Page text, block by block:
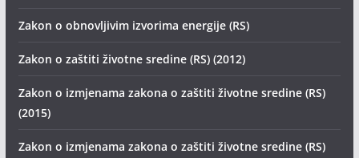
Zakon o obnovljivim izvorima energije (RS)
Zakon o zaštiti životne sredine (RS) (2012)
Zakon o izmjenama zakona o zaštiti životne sredine (RS)
(2015)
Zakon o izmjenama zakona o zaštiti životne sredine (RS)